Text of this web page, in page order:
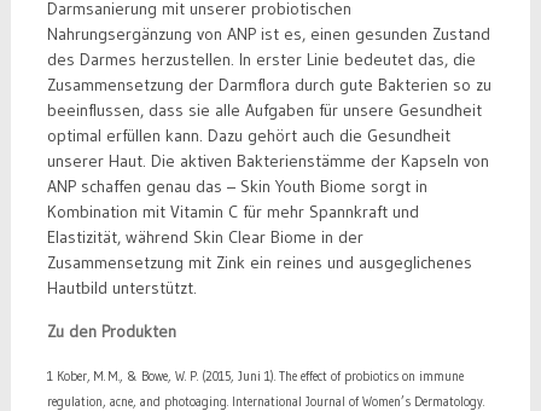
Darmsanierung mit unserer probiotischen
Nahrungsergänzung von ANP ist es, einen gesunden Zustand
des Darmes herzustellen. In erster Linie bedeutet das, die
Zusammensetzung der Darmflora durch gute Bakterien so zu
beeinflussen, dass sie alle Aufgaben für unsere Gesundheit
optimal erfüllen kann. Dazu gehört auch die Gesundheit
unserer Haut. Die aktiven Bakterienstämme der Kapseln von
ANP schaffen genau das – Skin Youth Biome sorgt in
Kombination mit Vitamin C für mehr Spannkraft und
Elastizität, während Skin Clear Biome in der
Zusammensetzung mit Zink ein reines und ausgeglichenes
Hautbild unterstützt.
Zu den Produkten
1 Kober, M. M., & Bowe, W. P. (2015, Juni 1). The effect of probiotics on immune
regulation, acne, and photoaging. International Journal of Women’s Dermatology.